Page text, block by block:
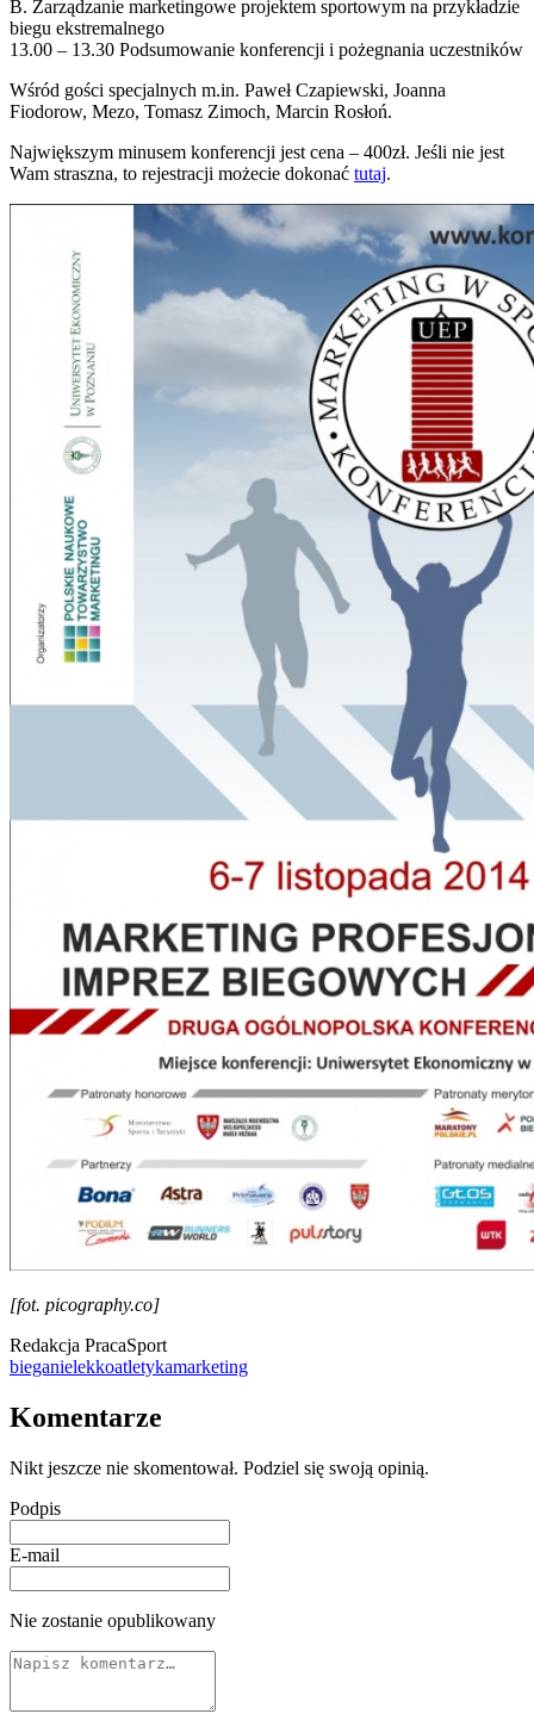
B. Zarządzanie marketingowe projektem sportowym na przykładzie
biegu ekstremalnego
13.00 – 13.30 Podsumowanie konferencji i pożegnania uczestników
Wśród gości specjalnych m.in. Paweł Czapiewski, Joanna
Fiodorow, Mezo, Tomasz Zimoch, Marcin Rosłoń.
Największym minusem konferencji jest cena – 400zł. Jeśli nie jest
Wam straszna, to rejestracji możecie dokonać tutaj.
[fot. picography.co]
Redakcja PracaSport
bieganielekkoatletykamarketing
Komentarze
Nikt jeszcze nie skomentował. Podziel się swoją opinią.
Podpis
E-mail
Nie zostanie opublikowany